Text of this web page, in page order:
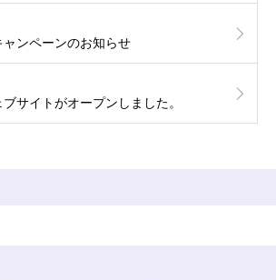
ンペーンのお知らせ
サイトがオープンしました。